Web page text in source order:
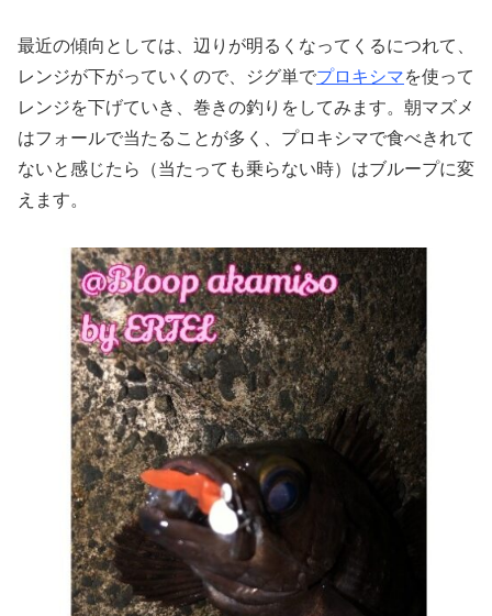
最近の傾向としては、辺りが明るくなってくるにつれて、
レンジが下がっていくので、ジグ単でプロキシマを使って
レンジを下げていき、巻きの釣りをしてみます。朝マズメ
はフォールで当たることが多く、プロキシマで食べきれて
ないと感じたら（当たっても乗らない時）はブループに変
えます。